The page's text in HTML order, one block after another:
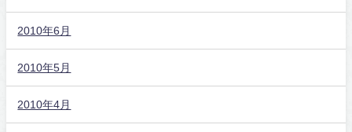
2010年6月
2010年5月
2010年4月